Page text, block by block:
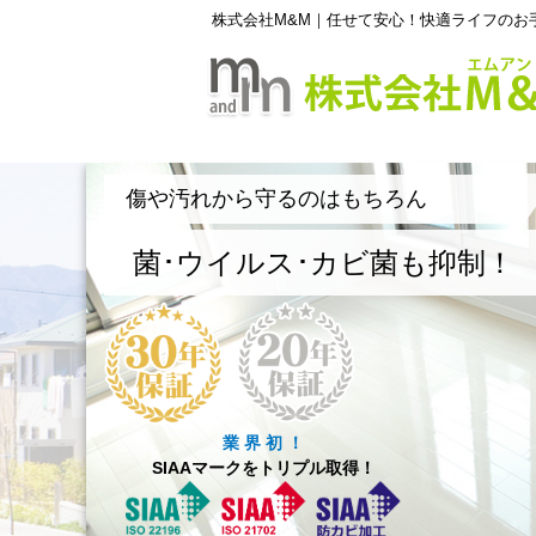
株式会社M&M｜任せて安心！快適ライフのお
傷や汚れから守るのはもちろん
菌･ウイルス･カビ菌も抑制！
業 界 初 ！
SIAAマークをトリプル取得！